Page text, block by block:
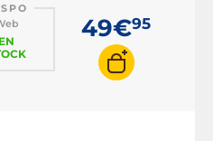
EN
49€95